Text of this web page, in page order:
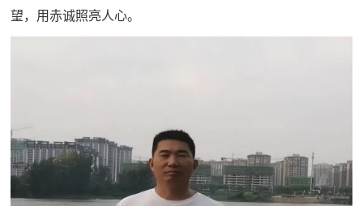
规
国
识
国
防
全
望，用赤诚照亮人心。